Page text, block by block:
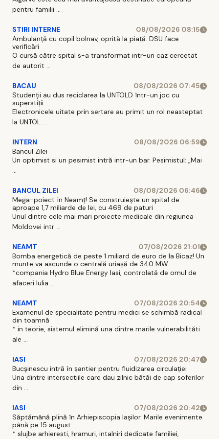
pentru familii ...
STIRI INTERNE
08/08/2026 08:15
Ambulanță cu copil bolnav, oprită la piață. DSU face
verificări
O cursă către spital s-a transformat intr-un caz cercetat
de autorit ...
BACAU
08/08/2026 07:45
Studenții au dus reciclarea la UNTOLD într-un joc cu
superstiții
Electronicele uitate prin sertare au primit un rol neasteptat
la UNTOL ...
INTERN
08/08/2026 06:59
Bancul Zilei
Un optimist si un pesimist intră intr-un bar. Pesimistul: „Mai
...
BANCUL ZILEI
08/08/2026 06:46
Mega-poiect în Neamț! Se construiește un spital de
aproape 1,7 miliarde de lei, cu 469 de paturi
Unul dintre cele mai mari proiecte medicale din regiunea
Moldovei intr ...
NEAMT
07/08/2026 21:01
Bomba energetică de peste 1 miliard de euro de la Bicaz! Un
munte va ascunde o centrală uriașă de 340 MW
*compania Hydro Blue Energy Iasi, controlată de omul de
afaceri Iulia ...
NEAMT
07/08/2026 20:54
Examenul de specialitate pentru medici se schimbă radical
din toamnă
* in teorie, sistemul elimină una dintre marile vulnerabilităti
ale ...
IASI
07/08/2026 20:47
Bucșinescu intră în șantier pentru fluidizarea circulației
Una dintre intersectiile care dau zilnic bătăi de cap soferilor
din ...
IASI
07/08/2026 20:42
Săptămână plină în Arhiepiscopia Iașilor. Marile evenimente
până pe 15 august
* slujbe arhieresti, hramuri, intalniri dedicate familiei,